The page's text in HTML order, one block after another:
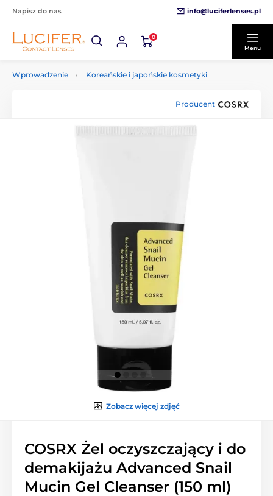
Napisz do nas info@luciferlenses.pl
0
Menu
Wprowadzenie Koreańskie i japońskie kosmetyki
Producent
Zobacz więcej zdjęć
COSRX Żel oczyszczający i do
demakijażu Advanced Snail
Mucin Gel Cleanser (150 ml)